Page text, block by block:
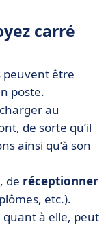
carré
peuvent être
poste.
au
de sorte qu’il
ainsi qu’à son
de réceptionner
etc.).
quant à elle, peut